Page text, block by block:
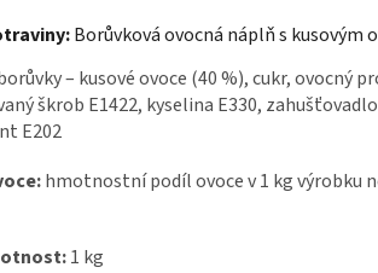
Borůvková ovocná náplň s kusovým
– kusové ovoce (40 %), cukr, ovocný
škrob E1422, kyselina E330,
E202
hmotnostní podíl ovoce v 1 kg výrobku
1 kg